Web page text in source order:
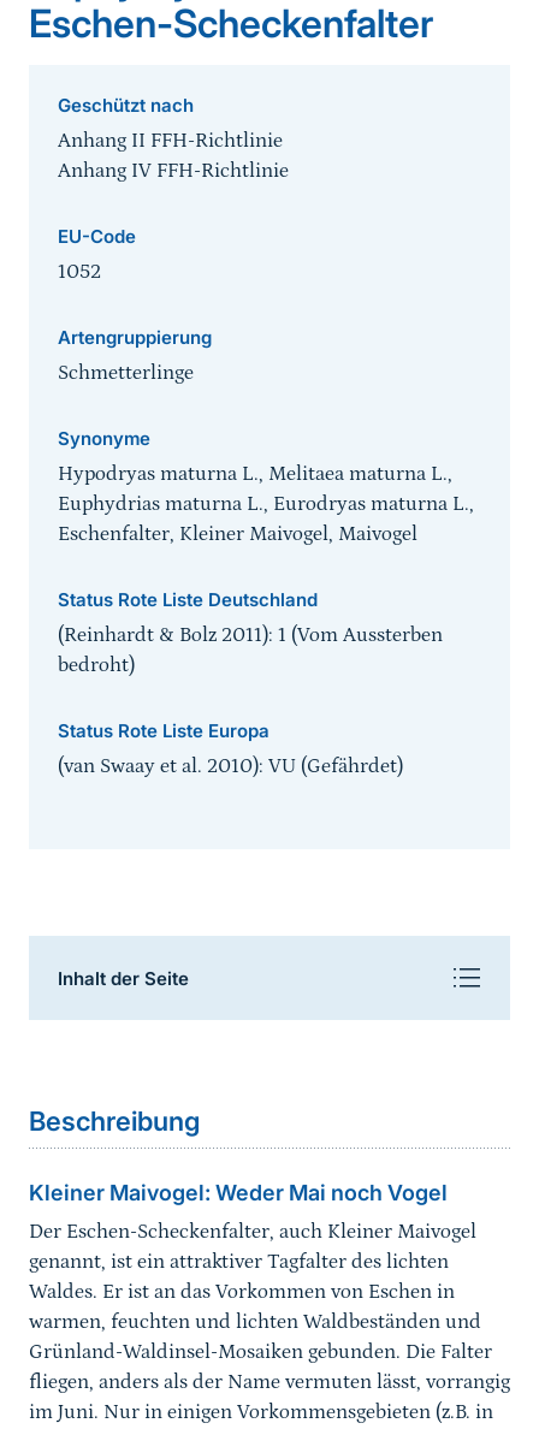
Eschen-Scheckenfalter
Geschützt nach
Anhang II FFH-Richtlinie
Anhang IV FFH-Richtlinie
EU-Code
1052
Artengruppierung
Schmetterlinge
Synonyme
Hypodryas maturna L., Melitaea maturna L.,
Euphydrias maturna L., Eurodryas maturna L.,
Eschenfalter, Kleiner Maivogel, Maivogel
Status Rote Liste Deutschland
(Reinhardt & Bolz 2011): 1 (Vom Aussterben
bedroht)
Status Rote Liste Europa
(van Swaay et al. 2010): VU (Gefährdet)
Inhalt der Seite
Bildergalerie
Lebensraum
Fortpflanzung/Biologie
Lokale Population
Beschreibung
Kleiner Maivogel: Weder Mai noch Vogel
Der Eschen-Scheckenfalter, auch Kleiner Maivogel
genannt, ist ein attraktiver Tagfalter des lichten
Waldes. Er ist an das Vorkommen von Eschen in
warmen, feuchten und lichten Waldbeständen und
Grünland-Waldinsel-Mosaiken gebunden. Die Falter
fliegen, anders als der Name vermuten lässt, vorrangig
im Juni. Nur in einigen Vorkommensgebieten (z.B. in